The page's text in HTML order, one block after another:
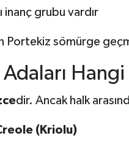
inanç grubu vardır
Portekiz sömürge
Adaları
dir. Ancak halk
(Kriolu)